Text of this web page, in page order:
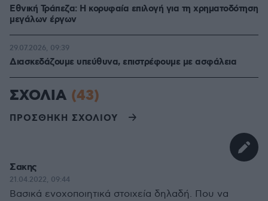
Εθνική Τράπεζα: Η κορυφαία επιλογή για τη χρηματοδότηση
μεγάλων έργων
Διασκεδάζουμε υπεύθυνα, επιστρέφουμε με ασφάλεια
29.07.2026, 09:39
ΣΧΟΛΙΑ (43)
ΠΡΟΣΘΗΚΗ ΣΧΟΛΙΟΥ
Σακης
21.04.2022, 09:44
Βασικά ενοχοποιητικά στοιχεία δηλαδή. Που να